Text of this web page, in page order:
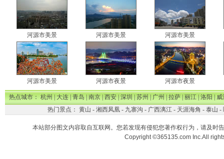
河源市美景 河源市美景 河源市美景
河源市美景 河源市夜景 河源市夜景
热点城市：杭州|大连|青岛|南京|西安|深圳|苏州|广州|拉萨|丽江|洛阳|威
热门景点： 黄山 - 湘西凤凰- 九寨沟 - 广西漓江- 天涯海角 - 泰山 -
本站部分图文内容取自互联网。您若发现有侵犯您著作权行为，请及时
Copyright ©365135.com Inc.All